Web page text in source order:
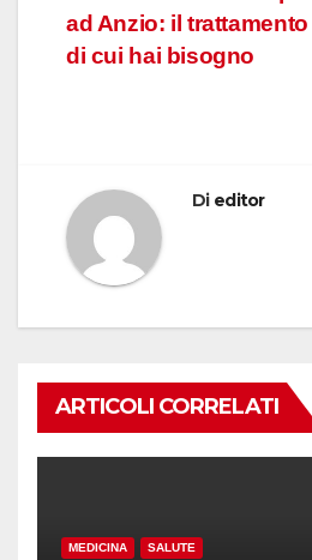
articoli
ad Anzio: il trattamento
di cui hai bisogno
Di editor
ARTICOLI CORRELATI
MEDICINA SALUTE